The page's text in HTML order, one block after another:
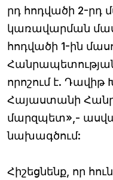
րդ հոդվածի 2-րդ
կառավարման
հոդվածի 1-ին
որոշում է. Դավիթ
Հայաստանի
մարզպետ»,-
նախագծում:
Հիշեցնենք, որ